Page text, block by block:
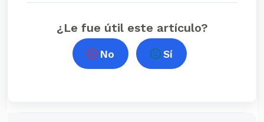
¿Le fue útil este artículo?
No Sí